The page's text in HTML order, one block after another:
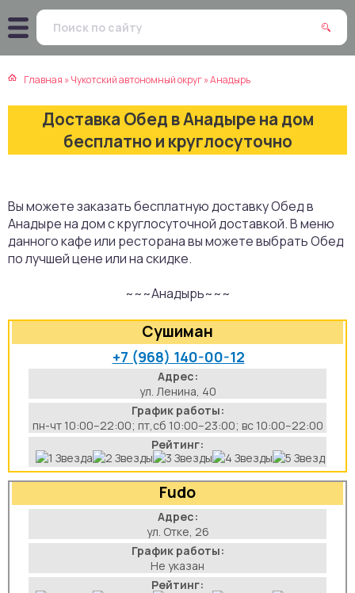
Главная »Чукотский автономный округ»Анадырь
Доставка Обед в Анадыре на дом
бесплатно и круглосуточно
Вы можете заказать бесплатную доставку Обед в
Анадыре на дом с круглосуточной доставкой. В меню
данного кафе или ресторана вы можете выбрать Обед
по лучшей цене или на скидке.
~~~Анадырь~~~
Сушиман
+7 (968) 140-00-12
Адрес:
ул. Ленина, 40
График работы:
пн-чт 10:00–22:00; пт,сб 10:00–23:00; вс 10:00–22:00
Рейтинг:
Fudo
Адрес:
ул. Отке, 26
График работы:
Не указан
Рейтинг:
кухня
кухня
кухня